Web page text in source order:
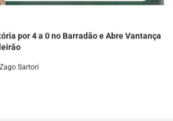
por 4 a 0 no Barradão e Abre Vantança